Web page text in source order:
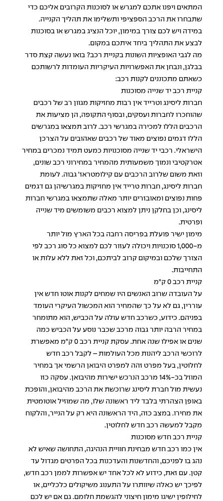
המתאים ויפנו אתכם למגרש או לסוכנות הקרובים אליכם כדי
שתבחרו את הרכב הספציפי ותשלימו את תהליך הקנייה.
במידה ויש לכם צורך במימון, יוכל הנציג במגרש או בסוכנות
לבצע את התהליך ביחד איתכם במקום.
מה לגבי האופציות השונות בקניית רכב? בואו נעשה קצת סדר
בבלגן, ונבחן את האפשרויות העיקריות העומדות לרשותכם
כשאתם מתכוננים לקנות רכב:
קניית רכב יד שנייה מסוכנות
חברות ליסינג וטרייד אין רבות מחזיקות מגוון רב של רכבים
שהוחכרו לחברות ועסקים, ובסוף התקופה, הן מציעות את
הרכבים הללו למכירה במגרשי רכב. לרוב תמצאו במגרשים
הללו דגמים נפוצים מאוד של רכבים שאהובים על הצרכן
הישראלי. רכבי יד שנייה מסוכנויות כמעט תמיד נמכרים במחיר
אטרקטיבי ונמוך משמעותית מהמחיר במחירוני רכב שונים,
וזאת משום שלרוב הרכבים עם קילומטראז' גבוה. לעומת
חברות ליסינג, חברות טרייד אין מחזיקות במגרשיהן גם דגמים
פחות נפוצים ומאובזרים יותר מאלה שתמצאו במגרשי חברות
ליסינג, וכן בחלקן ניתן למצוא רכבים משומשים מיד שנייה
ופרטית.
מימון ישיר פועלת בפריסה רחבה בכל הארץ מול יותר
מ-1,000 סוכנויות ויכולה לעזור לכם למצוא כל סוג רכב לפי
הצורך שלכם ובמיקום קרוב לביתכם, וכל זאת ללא עלות או
התחייבות.
קניית רכב 0 ק"מ
על העובדה שרוב האנשים היו שמחים לקנות אוטו חדש אין
עוררין, גם לא על כך שהמחיר הוא המכשול העיקרי העומד
בפניהם. כידוע, כשרכב חדש עולה על הכביש, הוא מתומחר
במחיר הרבה יותר גבוה מרכב שכבר נוסע על הכביש כמה
שנים או אפילו שנה אחת. עסקת קניית רכב 0 ק"מ מאפשרת
לרוכשי הרכב ליהנות מכל העולמות – לקבל רכב חדש
לחלוטין, בעל מפרט זהה למפרט היבואן הרשמי אך במחיר
המוזל בכ-14% מרכב הנרכש ישירות מהיבואן. עסקה כזו
נעשית מול חברת ליסינג שרוכשת את הרכב מהיבואן, והופכת
באופן הצהרתי בלבד ליד ראשונה שלו, מה שמוזיל אוטומטית
את מחירו. במצב כזה, היד הראשונה היא רק על הנייר, והלקוח
מקבל למעשה רכב חדש לחלוטין.
קניית רכב חדש מסוכנות
אין כמו רכב חדש מבחינת חוויית הנהיגה, התחושה שאיש לא
נהג בו לפניכם, והחדשנות והעדכנות בכל הפרטים מגדול עד
קטן. עם זאת, כידוע לא לכל אחד יש אפשרות לממן רכב חדש,
לפיכך יש כאלה שיוותרו על התענוג משיקולים כלכליים, או
לחילופין ישיגו מימון חיצוני להגשמת חלומם. גם אם יש לכם